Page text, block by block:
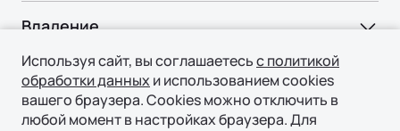
Ли Л9 | Li L9
Тест-драйв
Специальные предложения
Владение
СЕРВИС
Официальный сервис
Регламент ТО
Технологии
ТЕХНОЛОГИИ ЛИ АВТО | LI AUTO
О нас
Используя сайт, вы соглашаетесьс политикой
обработки данных и использованием cookies
вашего браузера. Cookies можно отключить в
любой момент в настройках браузера. Для